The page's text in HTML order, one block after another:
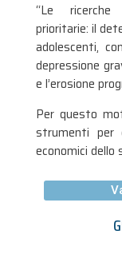
“Le ricerche
prioritarie: il
adolescenti,
depressione
e l’erosione
Per questo
strumenti per
economici dello